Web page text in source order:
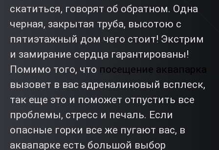
скатиться, говорят об обратном. Одна
черная, закрытая труба, высотою с
пятиэтажный дом чего стоит! Экстрим
и замирание сердца гарантированы!
Помимо того, что посещение аквапарка
вызовет в вас адреналиновый всплеск,
так еще это и поможет отпустить все
проблемы, стресс и печаль. Если
опасные горки все же пугают вас, в
аквапарке есть большой выбор